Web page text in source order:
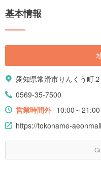
基本情報
愛知県常滑市りんくう町
0569-35-7500
営業時間外 10:00～21:00
https://tokoname-